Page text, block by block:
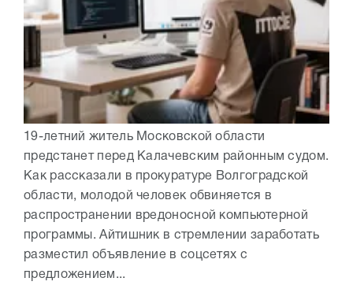
19-летний житель Московской области
предстанет перед Калачевским районным судом.
Как рассказали в прокуратуре Волгоградской
области, молодой человек обвиняется в
распространении вредоносной компьютерной
программы. Айтишник в стремлении заработать
разместил объявление в соцсетях с
предложением...